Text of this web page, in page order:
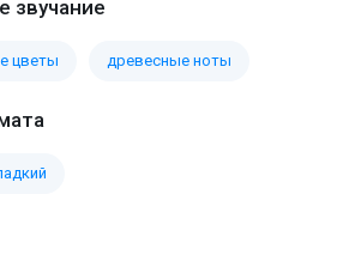
звучание
цветы древесные ноты